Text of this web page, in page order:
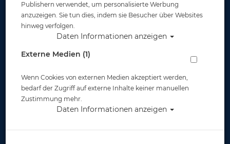
MES 11,1 L Aluflasche weiß 207 bar mit
Publishern verwendet, um personalisierte Werbung
anzuzeigen. Sie tun dies, indem sie Besucher über Websites
hinweg verfolgen.
Daten Informationen anzeigen
Externe Medien (1)
Wenn Cookies von externen Medien akzeptiert werden,
bedarf der Zugriff auf externe Inhalte keiner manuellen
Zustimmung mehr.
Daten Informationen anzeigen